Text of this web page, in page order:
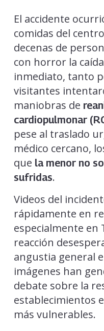
El accidente
comidas del
decenas de
con horror la
inmediato, tanto
visitantes
maniobras de
cardiopulmonar
pese al traslado
médico cercano,
que la menor no
sufridas.
Videos del
rápidamente en
especialmente en
reacción
angustia general
imágenes han
debate sobre la
establecimientos
más vulnerables.